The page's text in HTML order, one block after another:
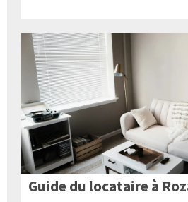
Guide du locataire à